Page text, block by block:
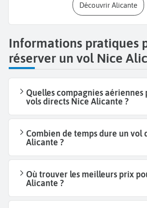
Découvrir Alicante
Informations pratiques
réserver un vol Nice
Quelles compagnies aériennes
vols directs Nice Alicante ?
Combien de temps dure un vol
Alicante ?
Où trouver les meilleurs prix
Alicante ?